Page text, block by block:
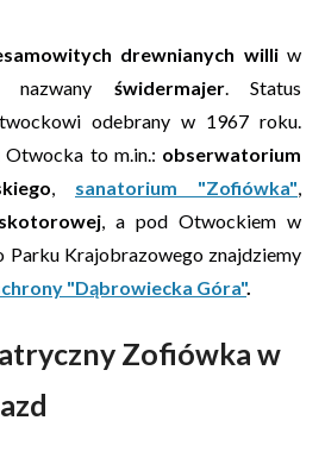
drewnianych williw
świdermajer. Status
odebrany w 1967 roku.
to m.in.: obserwatorium
, sanatorium "Zofiówka",
, a pod Otwockiem w
Parku Krajobrazowego znajdziemy
"Dąbrowiecka Góra".
Zofiówka w